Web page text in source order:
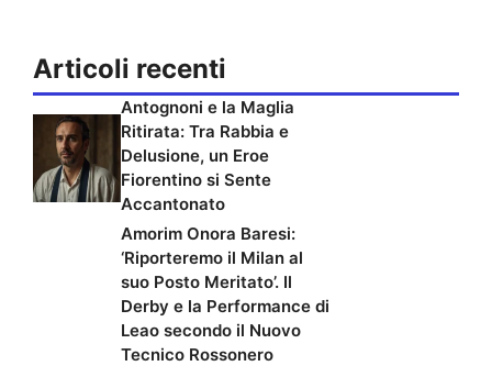
Articoli recenti
Antognoni e la Maglia
Ritirata: Tra Rabbia e
Delusione, un Eroe
Fiorentino si Sente
Accantonato
Amorim Onora Baresi:
‘Riporteremo il Milan al
suo Posto Meritato’. Il
Derby e la Performance di
Leao secondo il Nuovo
Tecnico Rossonero